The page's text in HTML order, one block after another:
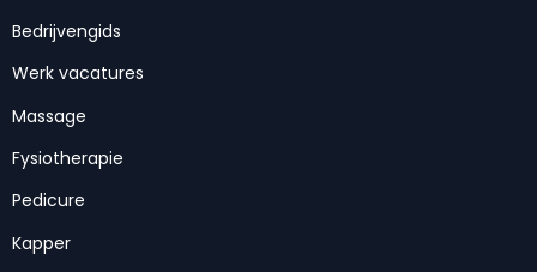
Bedrijvengids
Werk vacatures
Massage
Fysiotherapie
Pedicure
Kapper